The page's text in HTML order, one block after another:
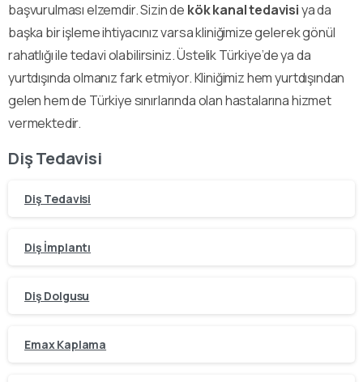
başvurulması elzemdir. Sizin de kök kanal tedavisiya da
başka bir işleme ihtiyacınız varsa kliniğimize gelerek gönül
rahatlığı ile tedavi olabilirsiniz. Üstelik Türkiye’de ya da
yurtdışında olmanız fark etmiyor. Kliniğimiz hem yurtdışından
gelen hem de Türkiye sınırlarında olan hastalarına hizmet
vermektedir.
Diş Tedavisi
Diş Tedavisi
Diş İmplantı
Diş Dolgusu
Emax Kaplama